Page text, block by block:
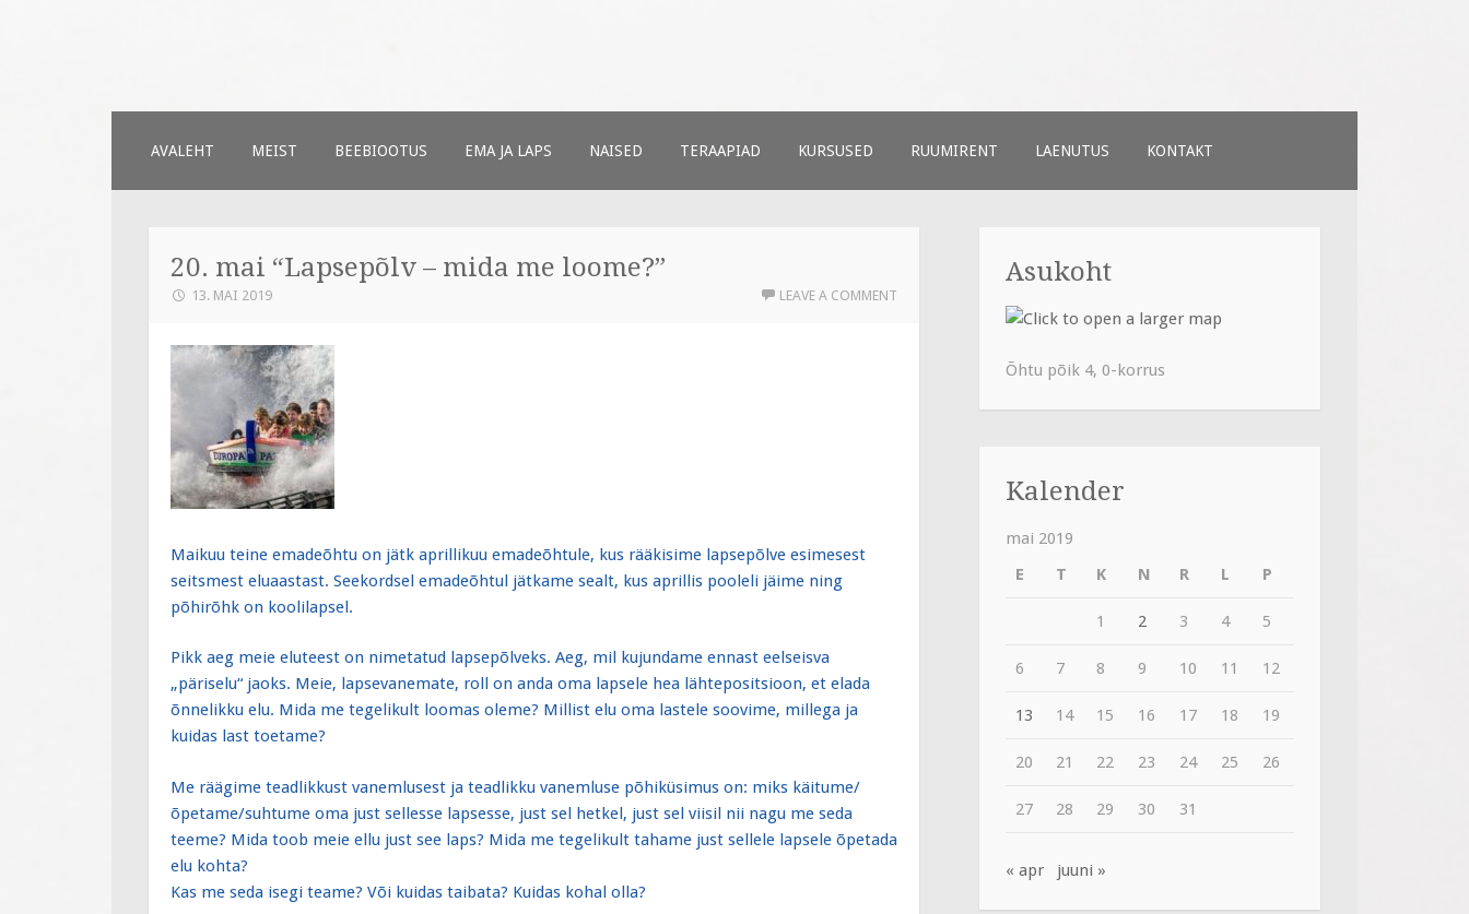
CONTENT
AVALEHT MEIST BEEBIOOTUS EMA JA LAPS NAISED TERAAPIAD KURSUSED RUUMIRENT LAENUTUS KONTAKT
20. mai “Lapsepõlv – mida me loome?”
13. MAI 2019 LEAVE A COMMENT
Maikuu teine emadeõhtu on jätk aprillikuu emadeõhtule, kus rääkisime lapsepõlve esimesest
seitsmest eluaastast. Seekordsel emadeõhtul jätkame sealt, kus aprillis pooleli jäime ning
põhirõhk on koolilapsel.
Pikk aeg meie eluteest on nimetatud lapsepõlveks. Aeg, mil kujundame ennast eelseisva
„päriselu“ jaoks. Meie, lapsevanemate, roll on anda oma lapsele hea lähtepositsioon, et elada
õnnelikku elu. Mida me tegelikult loomas oleme? Millist elu oma lastele soovime, millega ja
kuidas last toetame?
Me räägime teadlikkust vanemlusest ja teadlikku vanemluse põhiküsimus on: miks käitume/
õpetame/suhtume oma just sellesse lapsesse, just sel hetkel, just sel viisil nii nagu me seda
teeme? Mida toob meie ellu just see laps? Mida me tegelikult tahame just sellele lapsele õpetada
elu kohta?
Kas me seda isegi teame? Või kuidas taibata? Kuidas kohal olla?
Asukoht
Õhtu põik 4, 0-korrus
Kalender
mai 2019
E
T K N R L P
1 2 3 4 5
6 7 8 9 10 11 12
13 14 15 16 17 18 19
20 21 22 23 24 25 26
27 28 29 30 31
« apr juuni »